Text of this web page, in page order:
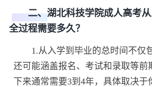
二、湖北科技学院成人高考从
全过程需要多久？
1.从入学到毕业的总时间不仅包
还可能涵盖报名、考试和录取等前
下来通常需要3到4年，具体取决于